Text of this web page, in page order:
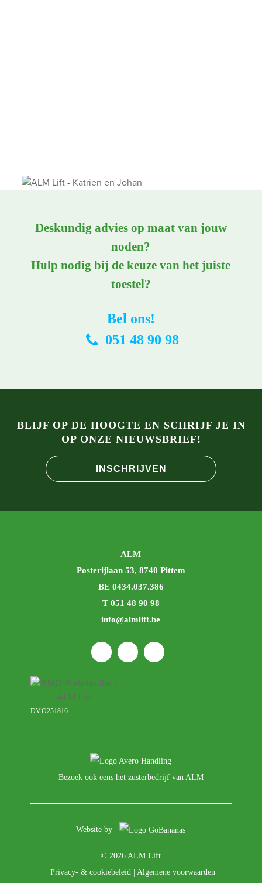
Deskundig advies op maat van jouw
noden?
Hulp nodig bij de keuze van het juiste
toestel?
Bel ons!
051 48 90 98
BLIJF OP DE HOOGTE EN SCHRIJF JE IN
OP ONZE NIEUWSBRIEF!
INSCHRIJVEN
ALM
Posterijlaan 53, 8740 Pittem
BE 0434.037.386
T 051 48 90 98
info@almlift.be
DV.O251816
Website by
© 2026 ALM Lift
|Privacy- & cookiebeleid |Algemene voorwaarden
Bezoek ook eens het zusterbedrijf van ALM